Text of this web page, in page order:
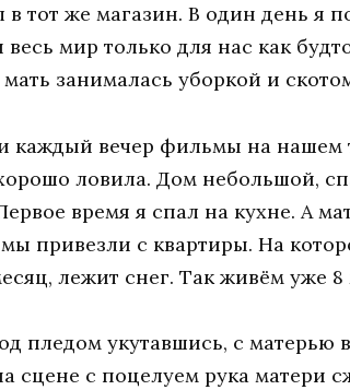
в тот же магазин. В один день я
мир только для нас как
мать занималась уборкой и
каждый вечер фильмы на нашем
ловила. Дом небольшой,
время я спал на кухне. А
привезли с квартиры. На
лежит снег. Так живём уже 8
пледом укутавшись, с матерью
сцене с поцелуем рука матери